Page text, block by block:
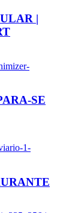
|
SE
1-